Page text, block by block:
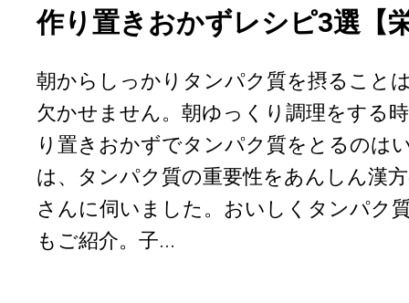
作り置きおかずレシピ3選【
朝からしっかりタンパク質を摂ること
欠かせません。朝ゆっくり調理をする
り置きおかずでタンパク質をとるのは
は、タンパク質の重要性をあんしん漢
さんに伺いました。おいしくタンパク
もご紹介。子...